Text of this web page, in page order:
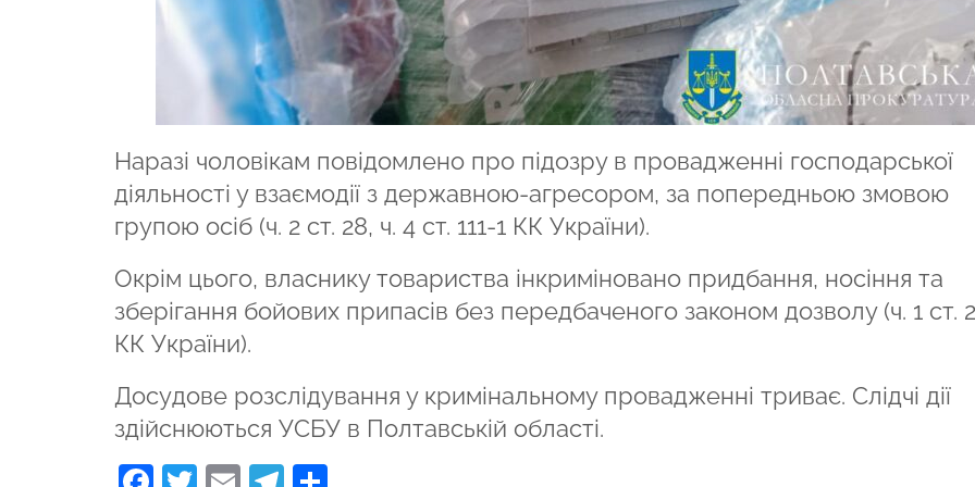
Наразі чоловікам повідомлено про підозру в провадженні господарської
діяльності у взаємодії з державною-агресором, за попередньою змовою
групою осіб (ч. 2 ст. 28, ч. 4 ст. 111-1 КК України).
Окрім цього, власнику товариства інкриміновано придбання, носіння та
зберігання бойових припасів без передбаченого законом дозволу (ч. 1 ст.
КК України).
Досудове розслідування у кримінальному провадженні триває. Слідчі дії
здійснюються УСБУ в Полтавській області.